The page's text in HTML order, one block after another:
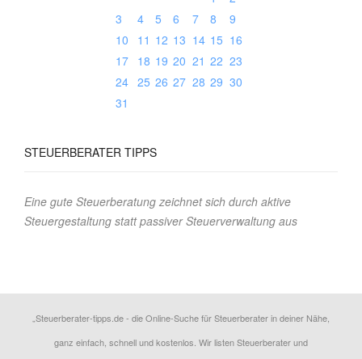
3
4 5 6 7 8
9
10
11 12 13 14 15 16
17
18 19 20 21 22 23
24 25 26 27 28 29 30
31
STEUERBERATER TIPPS
Eine gute Steuerberatung zeichnet sich durch aktive
Steuergestaltung statt passiver Steuerverwaltung aus
„Steuerberater-tipps.de - die Online-Suche für Steuerberater in deiner Nähe,
ganz einfach, schnell und kostenlos. Wir listen Steuerberater und